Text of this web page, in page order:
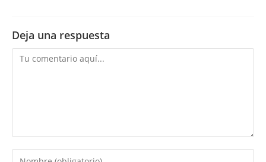
Deja una respuesta
Comentario
Introduce